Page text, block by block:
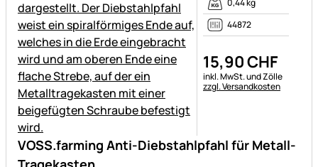
VOSS.farming Anti-Diebstahlpfahl für Metall-
0,44 kg
44872
15,90CHF
Steuerhinweis:
inkl. MwSt. und Zölle
zzgl. Versandkosten